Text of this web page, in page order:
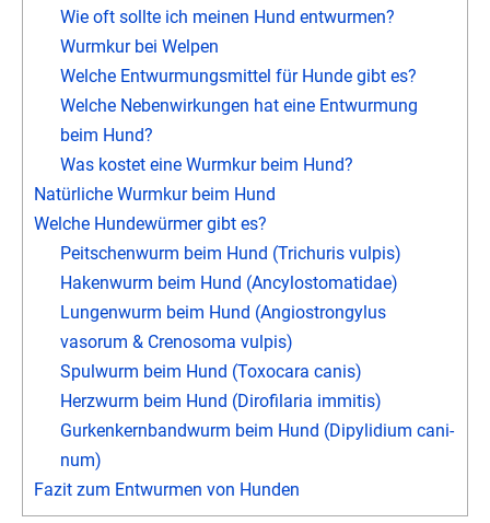
Wie oft soll­te ich mei­nen Hund ent­wur­men?
Wurm­kur bei Wel­pen
Wel­che Ent­wur­mungs­mit­tel für Hun­de gibt es?
Wel­che Neben­wir­kun­gen hat eine Ent­wur­mung
beim Hund?
Was kos­tet eine Wurm­kur beim Hund?
Natür­li­che Wurm­kur beim Hund
Wel­che Hun­de­wür­mer gibt es?
Peit­schen­wurm beim Hund (Trichuris vul­pis)
Haken­wurm beim Hund (Ancy­losto­ma­ti­dae)
Lun­gen­wurm beim Hund (Angio­stron­gylus
vasorum & Creno­so­ma vul­pis)
Spul­wurm beim Hund (Toxo­ca­ra canis)
Herz­wurm beim Hund (Diro­fi­la­ria immi­tis)
Gur­ken­kern­band­wurm beim Hund (Dipy­li­di­um cani­
num)
Fazit zum Ent­wur­men von Hun­den